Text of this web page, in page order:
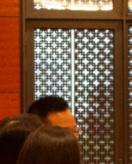
sàng thay đổi.
dựng có chủ đích.
học.